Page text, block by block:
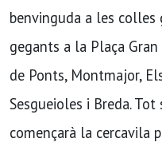
benvinguda a les
gegants a la Plaça
de Ponts, Montmajor,
Sesgueioles i Breda.
començarà la cercavila